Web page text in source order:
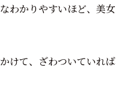
わかりやすいほど、美
けて、ざわついていれ